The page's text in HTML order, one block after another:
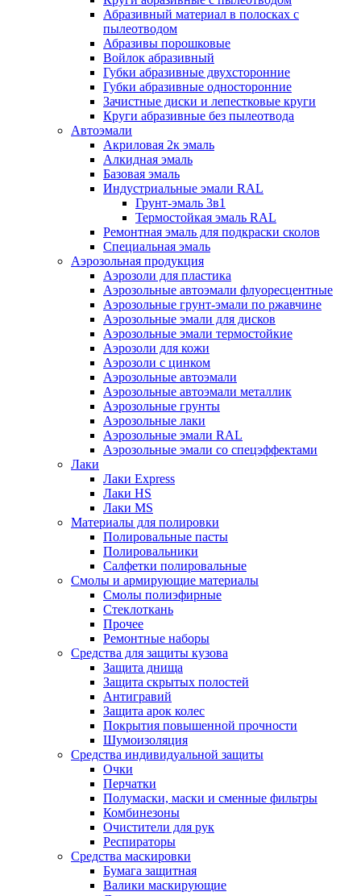
Абразивный материал в полосках с
пылеотводом
Абразивы порошковые
Войлок абразивный
Губки абразивные двухсторонние
Губки абразивные односторонние
Зачистные диски и лепестковые круги
Круги абразивные без пылеотвода
Автоэмали
Акриловая 2к эмаль
Алкидная эмаль
Базовая эмаль
Индустриальные эмали RAL
Грунт-эмаль 3в1
Термостойкая эмаль RAL
Ремонтная эмаль для подкраски сколов
Специальная эмаль
Аэрозольная продукция
Аэрозоли для пластика
Аэрозольные автоэмали флуоресцентные
Аэрозольные грунт-эмали по ржавчине
Аэрозольные эмали для дисков
Аэрозольные эмали термостойкие
Аэрозоли для кожи
Аэрозоли с цинком
Аэрозольные автоэмали
Аэрозольные автоэмали металлик
Аэрозольные грунты
Аэрозольные лаки
Аэрозольные эмали RAL
Аэрозольные эмали со спецэффектами
Лаки
Лаки Express
Лаки HS
Лаки MS
Материалы для полировки
Полировальные пасты
Полировальники
Салфетки полировальные
Смолы и армирующие материалы
Смолы полиэфирные
Стеклоткань
Прочее
Ремонтные наборы
Средства для защиты кузова
Защита днища
Защита скрытых полостей
Антигравий
Защита арок колес
Покрытия повышенной прочности
Шумоизоляция
Средства индивидуальной защиты
Очки
Перчатки
Полумаски, маски и сменные фильтры
Комбинезоны
Очистители для рук
Респираторы
Средства маскировки
Бумага защитная
Валики маскирующие